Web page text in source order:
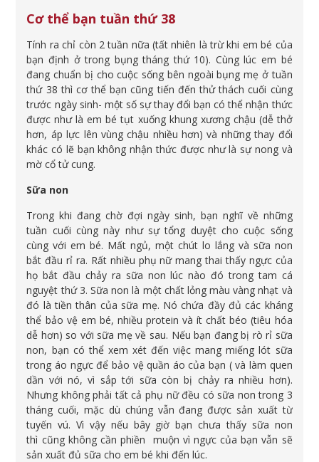
Cơ thể bạn tuần thứ 38
Tính ra chỉ còn 2 tuần nữa (tất nhiên là trừ khi em bé của
bạn định ở trong bụng tháng thứ 10). Cùng lúc em bé
đang chuẩn bị cho cuộc sống bên ngoài bụng mẹ ở tuần
thứ 38 thì cơ thể bạn cũng tiến đến thử thách cuối cùng
trước ngày sinh- một số sự thay đổi bạn có thể nhận thức
được như là em bé tụt xuống khung xương chậu (dễ thở
hơn, áp lực lên vùng chậu nhiều hơn) và những thay đổi
khác có lẽ bạn không nhận thức được như là sự nong và
mờ cổ tử cung.
Sữa non
Trong khi đang chờ đợi ngày sinh, bạn nghĩ về những
tuần cuối cùng này như sự tổng duyệt cho cuộc sống
cùng với em bé. Mất ngủ, một chút lo lắng và sữa non
bắt đầu rỉ ra. Rất nhiều phụ nữ mang thai thấy ngực của
họ bắt đầu chảy ra sữa non lúc nào đó trong tam cá
nguyệt thứ 3. Sữa non là một chất lỏng màu vàng nhạt và
đó là tiền thân của sữa mẹ. Nó chứa đầy đủ các kháng
thể bảo vệ em bé, nhiều protein và ít chất béo (tiêu hóa
dễ hơn) so với sữa mẹ về sau. Nếu bạn đang bị rò rỉ sữa
non, bạn có thể xem xét đến việc mang miếng lót sữa
trong áo ngực để bảo vệ quần áo của bạn ( và làm quen
dần với nó, vì sắp tới sữa còn bị chảy ra nhiều hơn).
Nhưng không phải tất cả phụ nữ đều có sữa non trong 3
tháng cuối, mặc dù chúng vẫn đang được sản xuất từ
tuyến vú. Vì vậy nếu bây giờ bạn chưa thấy sữa non
thì cũng không cần phiền muộn vì ngực của bạn vẫn sẽ
sản xuất đủ sữa cho em bé khi đến lúc.